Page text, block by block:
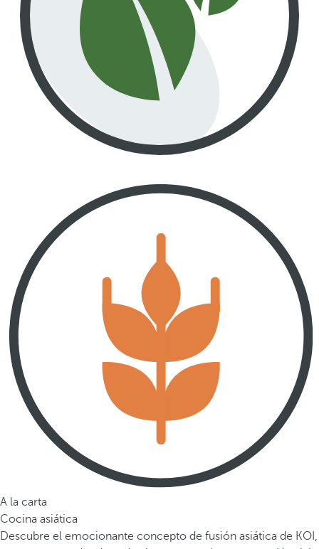
A la carta
Cocina asiática
Descubre el emocionante concepto de fusión asiática de KOI,